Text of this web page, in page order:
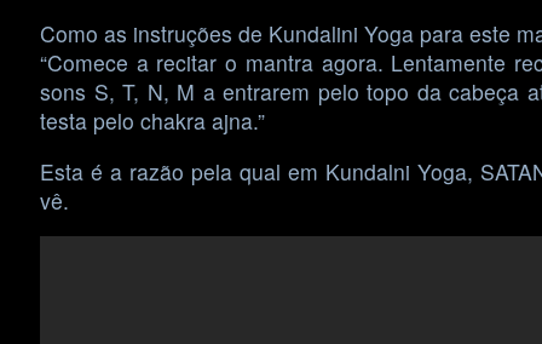
Como as instruções de Kundalini Yoga para este
“Comece a recitar o mantra agora. Lentamente
sons S, T, N, M a entrarem pelo topo da cabeça
testa pelo chakra ajna.”
Esta é a razão pela qual em Kundalni Yoga,
vê.